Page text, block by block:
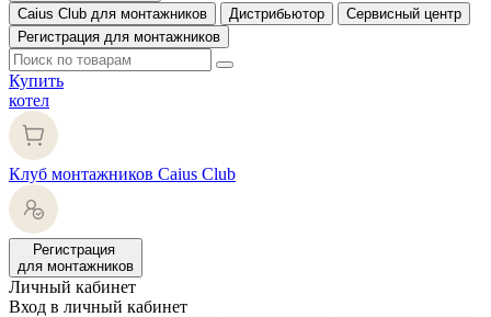
Caius Club для монтажников
Дистрибьютор
Сервисный центр
Регистрация для монтажников
Купить
котел
Клуб монтажников Caius Club
Регистрация
для монтажников
Личный кабинет
Вход в личный кабинет